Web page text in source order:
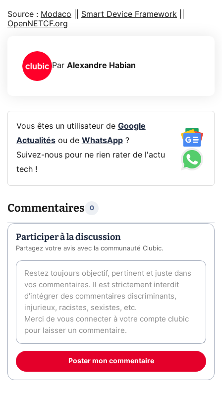
Source : Modaco Smart Device Framework
OpenNETCF.org
Par Alexandre Habian
Vous êtes un utilisateur de Google
Actualitésou de WhatsApp?
Suivez-nous pour ne rien rater de l'actu
tech !
Commentaires 0
Participer à la discussion
Partagez votre avis avec la communauté Clubic.
Poster mon commentaire